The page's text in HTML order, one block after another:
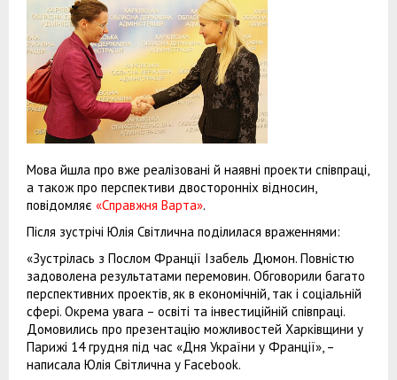
Мова йшла про вже реалізовані й наявні проекти співпраці,
а також про перспективи двосторонніх відносин,
повідомляє «Справжня Варта».
Після зустрічі Юлія Світлична поділилася враженнями:
«Зустрілась з Послом Франції Ізабель Дюмон. Повністю
задоволена результатами перемовин. Обговорили багато
перспективних проектів, як в економічній, так і соціальній
сфері. Окрема увага – освіті та інвестиційній співпраці.
Домовились про презентацію можливостей Харківщини у
Парижі 14 грудня під час «Дня України у Франції», –
написала Юлія Світлична у Facebook.